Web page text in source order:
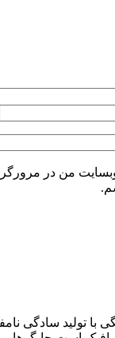
وبسایت من در
با تولید سادگی